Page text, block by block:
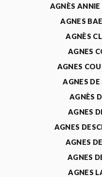
AGNÈS
AGNES
AGNÈS
AGNES
AGNES
AGNES
AGNÈS
AGNES
AGNES
AGNES
AGNES
AGNES